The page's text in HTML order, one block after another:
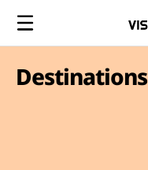
Destinations